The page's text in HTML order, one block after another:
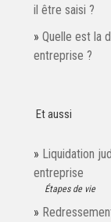
il être saisi ?
Quelle est la
entreprise ?
Et aussi
Liquidation
entreprise
Étapes de vie